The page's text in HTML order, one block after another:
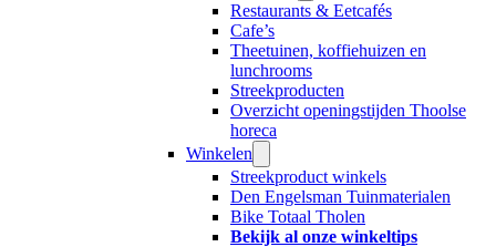
Restaurants & Eetcafés
Cafe’s
Theetuinen, koffiehuizen en
lunchrooms
Streekproducten
Overzicht openingstijden Thoolse
horeca
Winkelen
Streekproduct winkels
Den Engelsman Tuinmaterialen
Bike Totaal Tholen
Bekijk al onze winkeltips